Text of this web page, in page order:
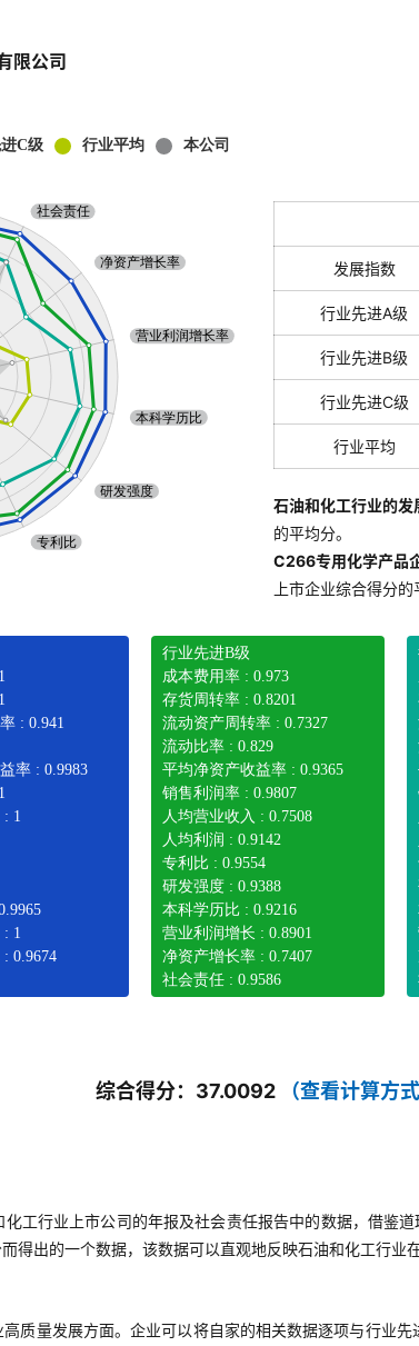
限公司
发展指数
行业先进A级
行业先进B级
行业先进C级
行业平均
石油和化工行业的发
的平均分。
C266专用化学产品
上市企业综合得分的
: 0.941
率 : 0.9983
: 1
: 1
0.9674
行业先进B级
成本费用率 : 0.973
存货周转率 : 0.8201
流动资产周转率 : 0.7327
流动比率 : 0.829
平均净资产收益率 : 0.9365
销售利润率 : 0.9807
人均营业收入 : 0.7508
人均利润 : 0.9142
专利比 : 0.9554
研发强度 : 0.9388
本科学历比 : 0.9216
营业利润增长 : 0.8901
净资产增长率 : 0.7407
社会责任 : 0.9586
综合得分：37.0092 （查看计算方式
工行业上市公司的年报及社会责任报告中的数据，借鉴
得出的一个数据，该数据可以直观地反映石油和化工行业
质量发展方面。企业可以将自家的相关数据逐项与行业